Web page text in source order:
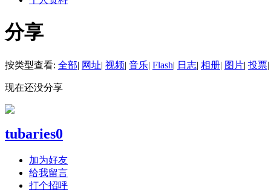
分享
按类型查看: 全部| 网址| 视频| 音乐| Flash| 日志| 相册| 图片| 投票|
现在还没分享
tubaries0
加为好友
给我留言
打个招呼